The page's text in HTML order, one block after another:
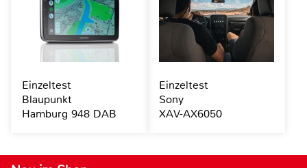
Einzeltest
Blaupunkt
Hamburg 948 DAB
Einzeltest
Sony
XAV-AX6050